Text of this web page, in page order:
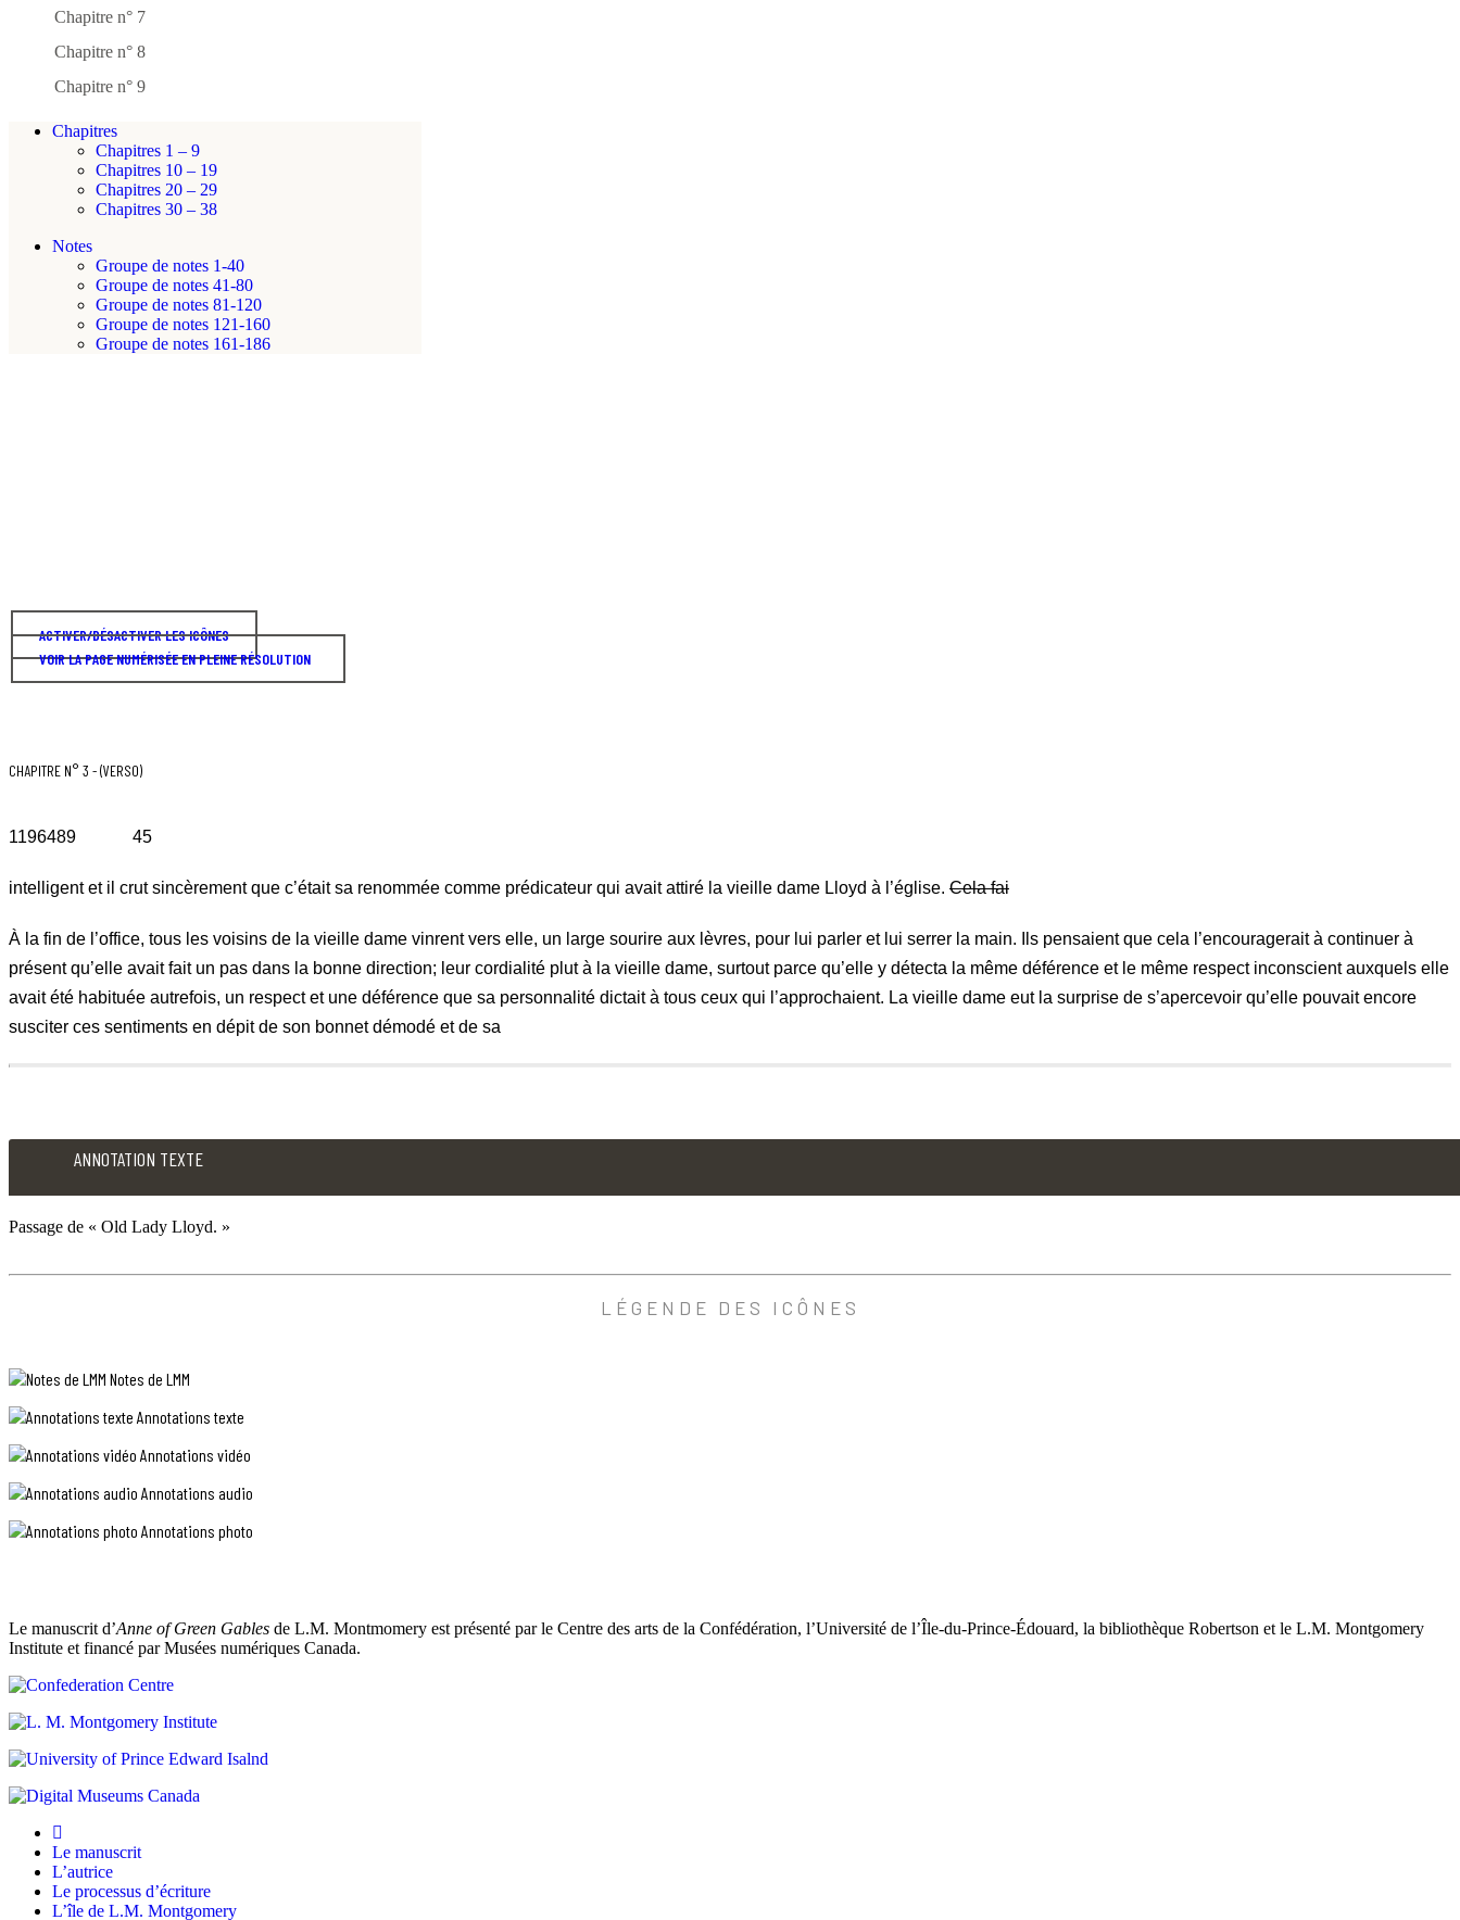
Chapitre n° 7
Chapitre n° 8
Chapitre n° 9
Chapitres
Chapitres 1 – 9
Chapitres 10 – 19
Chapitres 20 – 29
Chapitres 30 – 38
Notes
Groupe de notes 1-40
Groupe de notes 41-80
Groupe de notes 81-120
Groupe de notes 121-160
Groupe de notes 161-186
ACTIVER/DÉSACTIVER LES ICÔNES
VOIR LA PAGE NUMÉRISÉE EN PLEINE RÉSOLUTION
CHAPITRE N° 3 - (VERSO)
1196489 45
intelligent et il crut sincèrement que c’était sa renommée comme prédicateur qui avait attiré la vieille dame Lloyd à l’église. Cela fai
À la fin de l’office, tous les voisins de la vieille dame vinrent vers elle, un large sourire aux lèvres, pour lui parler et lui serrer la main. Ils pensaient que cela l’encouragerait à continuer à
présent qu’elle avait fait un pas dans la bonne direction; leur cordialité plut à la vieille dame, surtout parce qu’elle y détecta la même déférence et le même respect inconscient auxquels elle
avait été habituée autrefois, un respect et une déférence que sa personnalité dictait à tous ceux qui l’approchaient. La vieille dame eut la surprise de s’apercevoir qu’elle pouvait encore
susciter ces sentiments en dépit de son bonnet démodé et de sa
intelligent
sincèrement
renommée
comme
prédicateur
qui
attiré
dame
Lloyd
à
l’église.
fai
ANNOTATION TEXTE
Passage de « Old Lady Lloyd. »
de
«
Old
Lady
Lloyd.
»
LÉGENDE DES ICÔNES
Notes de LMM
Annotations texte
Annotations vidéo
Annotations audio
Annotations photo
Le manuscrit d’Anne of Green Gables de L.M. Montmomery est présenté par le Centre des arts de la Confédération, l’Université de l’Île-du-Prince-Édouard, la bibliothèque Robertson et le L.M. Montgomery
Institute et financé par Musées numériques Canada.
Le manuscrit
L’autrice
Le processus d’écriture
L’île de L.M. Montgomery